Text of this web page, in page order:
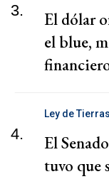
3.
El dólar
el blue,
4.
Ley de Tierras
El
tuvo que